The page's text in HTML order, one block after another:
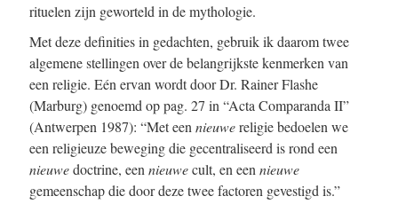
rituelen zijn geworteld in de mythologie.
Met deze definities in gedachten, gebruik ik daarom twee
algemene stellingen over de belangrijkste kenmerken van
een religie. Eén ervan wordt door Dr. Rainer Flashe
(Marburg) genoemd op pag. 27 in “Acta Comparanda II”
(Antwerpen 1987): “Met een nieuwereligie bedoelen we
een religieuze beweging die gecentraliseerd is rond een
nieuwedoctrine, een nieuwecult, en een nieuwe
gemeenschap die door deze twee factoren gevestigd is.”